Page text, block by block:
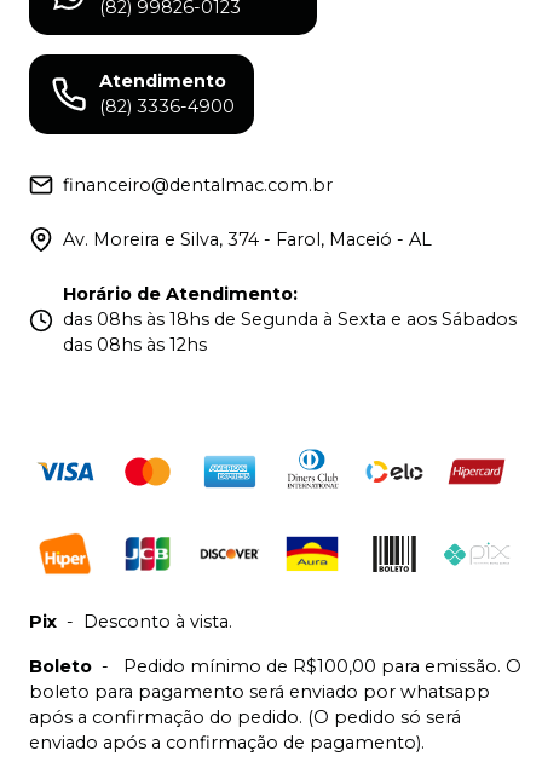
(82) 99826-0123
Atendimento
(82) 3336-4900
financeiro@dentalmac.com.br
Av. Moreira e Silva, 374 - Farol, Maceió - AL
Horário de Atendimento:
das 08hs às 18hs de Segunda à Sexta e aos Sábados
das 08hs às 12hs
Pix - Desconto à vista.
Boleto -
Pedido mínimo de R$100,00 para emissão. O
boleto para pagamento será enviado por whatsapp
após a confirmação do pedido. (O pedido só será
enviado após a confirmação de pagamento).